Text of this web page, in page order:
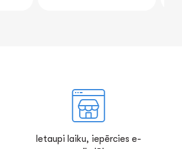
Ietaupi laiku, iepērcies e-